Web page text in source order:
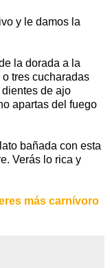
y le damos la
la dorada a la
tres cucharadas
de ajo
apartas del fuego
bañada con esta
Verás lo rica y
más carnívoro